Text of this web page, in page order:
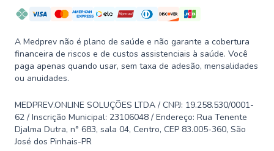
A Medprev não é plano de saúde e não garante a cobertura
financeira de riscos e de custos assistenciais à saúde. Você
paga apenas quando usar, sem taxa de adesão, mensalidades
ou anuidades.
MEDPREV.ONLINE SOLUÇÕES LTDA / CNPJ: 19.258.530/0001-
62 / Inscrição Municipal: 23106048 / Endereço: Rua Tenente
Djalma Dutra, n° 683, sala 04, Centro, CEP 83.005-360, São
José dos Pinhais-PR